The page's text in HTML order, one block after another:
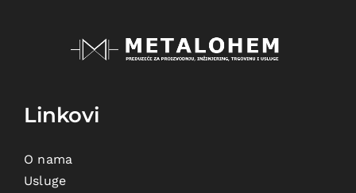
Linkovi
O nama
Usluge